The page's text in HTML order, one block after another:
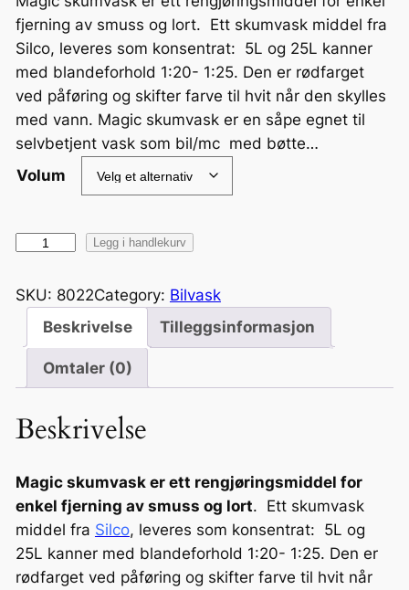
i
s
o
m
r
å
e
5
9
,
2
l
2
4
5
0
fjerning av smuss og lort. Ett skumvask middel fra
Silco, leveres som konsentrat: 5L og 25L kanner
med blandeforhold 1:20- 1:25. Den er rødfarget
ved påføring og skifter farve til hvit når den skylles
med vann. Magic skumvask er en såpe egnet til
selvbetjent vask som bil/mc med bøtte…
Volum
g
k
m
a
s
k
a
n
Legg i handlekurv
SKU: 8022Category: Bilvask
Beskrivelse
Tilleggsinformasjon
Omtaler (0)
Beskrivelse
Magic skumvask er ett rengjøringsmiddel for
enkel fjerning av smuss og lort. Ett skumvask
middel fra Silco, leveres som konsentrat: 5L og
25L kanner med blandeforhold 1:20- 1:25. Den er
rødfarget ved påføring og skifter farve til hvit når